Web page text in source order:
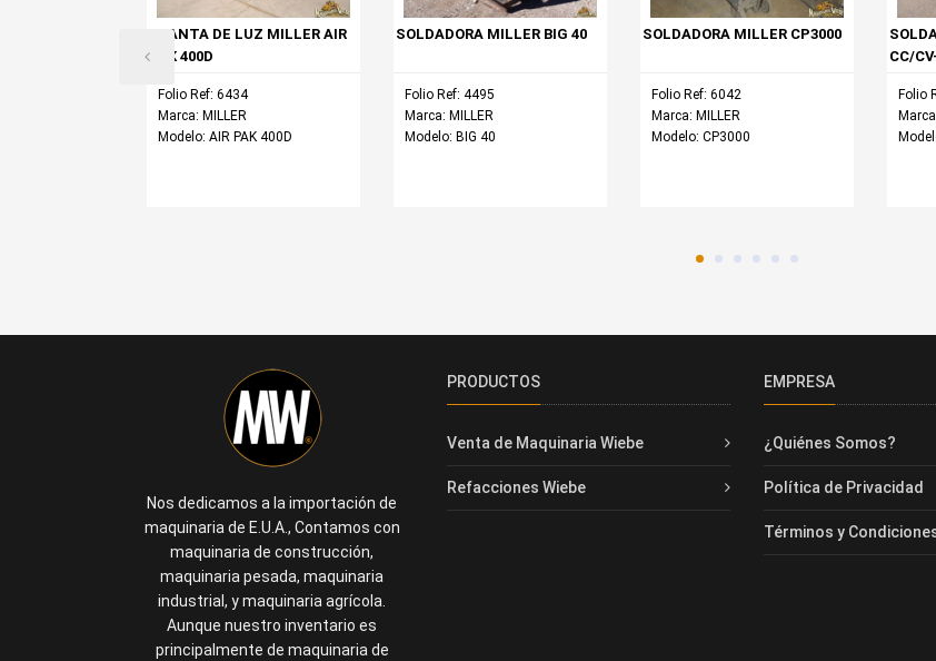
PLANTA DE LUZ MILLER AIR
PAK 400D
Folio Ref: 6434
Marca: MILLER
Modelo: AIR PAK 400D
SOLDADORA MILLER BIG 40
Folio Ref: 4495
Marca: MILLER
Modelo: BIG 40
SOLDADORA MILLER CP3000
Folio Ref: 6042
Marca: MILLER
Modelo: CP3000
CC/
Folio
Nos dedicamos a la importación de
maquinaria de E.U.A., Contamos con
maquinaria de construcción,
maquinaria pesada, maquinaria
industrial, y maquinaria agrícola.
Aunque nuestro inventario es
principalmente de maquinaria de
PRODUCTOS
Venta de Maquinaria Wiebe
Refacciones Wiebe
EMPRESA
¿Quiénes Somos?
Política de Privacidad
Términos y